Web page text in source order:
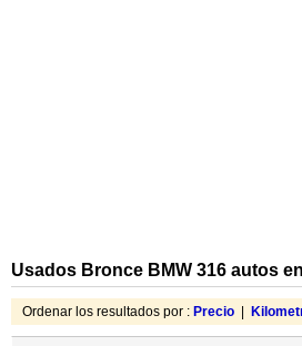
Usados Bronce BMW 316 autos
Ordenar los resultados por : Precio